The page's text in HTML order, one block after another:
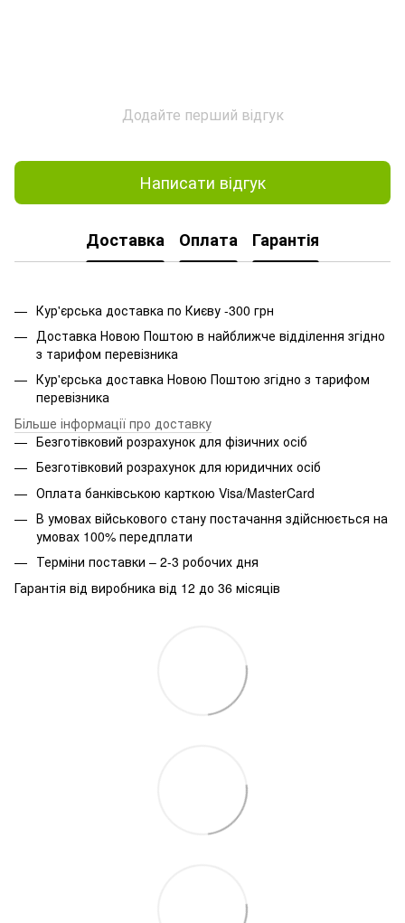
Додайте перший відгук
Написати відгук
Доставка Оплата Гарантія
Кур'єрська доставка по Києву -300 грн
Доставка Новою Поштою в найближче відділення згідно
з тарифом перевізника
Кур'єрська доставка Новою Поштою згідно з тарифом
перевізника
Більше інформації про доставку
Безготівковий розрахунок для фізичних осіб
Безготівковий розрахунок для юридичних осіб
Оплата банківською карткою Visa/MasterCard
В умовах військового стану постачання здійснюється на
умовах 100% передплати
Терміни поставки – 2-3 робочих дня
Гарантія від виробника від 12 до 36 місяців